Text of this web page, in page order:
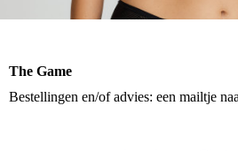
The Game
Bestellingen en/of advies: een mailtje